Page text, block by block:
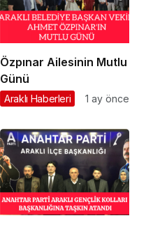
Özpınar Ailesinin Mutlu
Günü
Araklı Haberleri 1 ay önce